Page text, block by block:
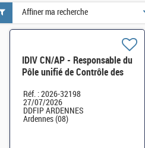
IDIV CN/AP - Responsable du
Pôle unifié de Contrôle des
H/F
Réf. : 2026-32198
27/07/2026
DDFIP ARDENNES
Ardennes (08)
Affiner ma recherche